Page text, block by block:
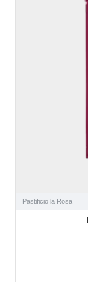
Pastificio la Rosa